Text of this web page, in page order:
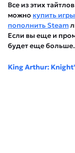
Все из этих
можно купить
пополнить Steam
Если вы еще и
будет еще больше.
King Arthur: